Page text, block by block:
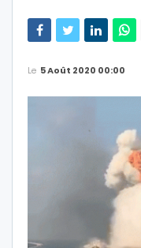
Le 5 Août 2020 00:00